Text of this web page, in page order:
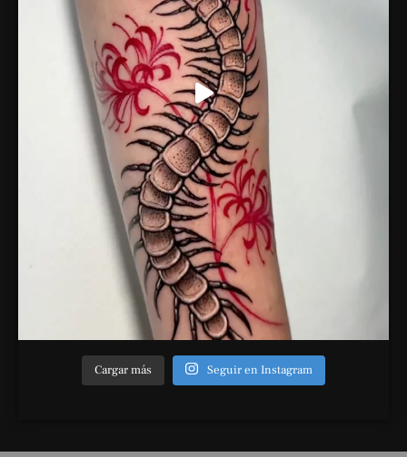
Cargar más Seguir en Instagram